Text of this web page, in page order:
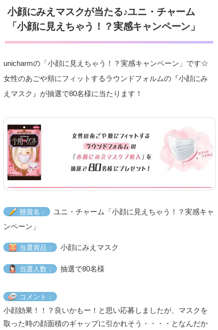
小顔にみえマスクが当たる♪ユニ・チャーム
「小顔に見えちゃう！？実感キャンペーン」
unicharmの「小顔に見えちゃう！？実感キャンペーン」です☆
女性のあごや頬にフィットするラウンドフォルムの『小顔にみ
えマスク』が抽選で80名様に当たります！
懸賞名：
ユニ・チャーム「小顔に見えちゃう！？実感キャ
ンペーン」
当選賞品： 小顔にみえマスク
当選人数： 抽選で80名様
コメント：
小顔効果！！？良いかもー！と思い応募しましたが、マスクを
取った時の顔面積のギャップに引かれそう・・・・となんだか